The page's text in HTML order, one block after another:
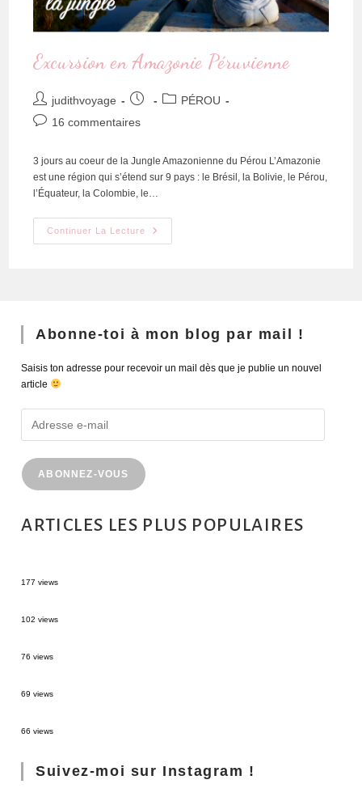
Excursion en Amazonie Péruvienne
judithvoyage
PÉROU
16 commentaires
3 jours au coeur de la Jungle Amazonienne du Pérou L’Amazonie
est une région qui s’étend sur 9 pays : le Brésil, la Bolivie, le Pérou,
l’Équateur, la Colombie, le…
Continuer La Lecture
Abonne-toi à mon blog par mail !
Saisis ton adresse pour recevoir un mail dès que je publie un nouvel
article
ABONNEZ-VOUS
ARTICLES LES PLUS POPULAIRES
177 views
102 views
76 views
69 views
66 views
Suivez-moi sur Instagram !